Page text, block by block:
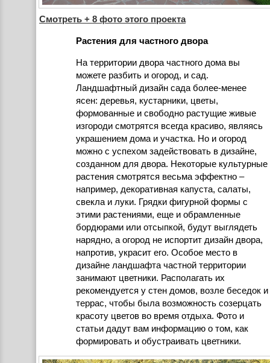
Смотреть + 8 фото этого проекта
Растения для частного двора
На территории двора частного дома вы
можете разбить и огород, и сад.
Ландшафтный дизайн сада более-менее
ясен: деревья, кустарники, цветы,
формованные и свободно растущие живые
изгороди смотрятся всегда красиво, являясь
украшением дома и участка. Но и огород
можно с успехом задействовать в дизайне,
созданном для двора. Некоторые культурные
растения смотрятся весьма эффектно –
например, декоративная капуста, салаты,
свекла и луки. Грядки фигурной формы с
этими растениями, еще и обрамленные
бордюрами или отсыпкой, будут выглядеть
нарядно, а огород не испортит дизайн двора,
напротив, украсит его. Особое место в
дизайне ландшафта частной территории
занимают цветники. Располагать их
рекомендуется у стен домов, возле беседок и
террас, чтобы была возможность созерцать
красоту цветов во время отдыха. Фото и
статьи дадут вам информацию о том, как
формировать и обустраивать цветники.